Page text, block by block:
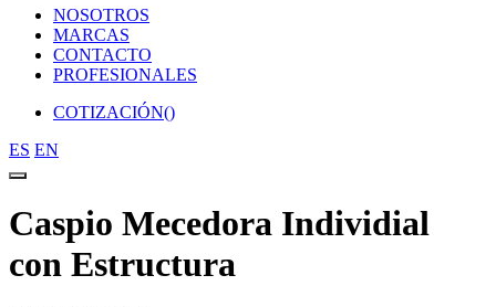
NOSOTROS
MARCAS
CONTACTO
PROFESIONALES
COTIZACIÓN()
ES EN
Caspio Mecedora Individial
con Estructura